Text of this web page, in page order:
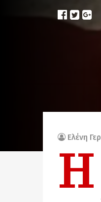
Ελένη
Η